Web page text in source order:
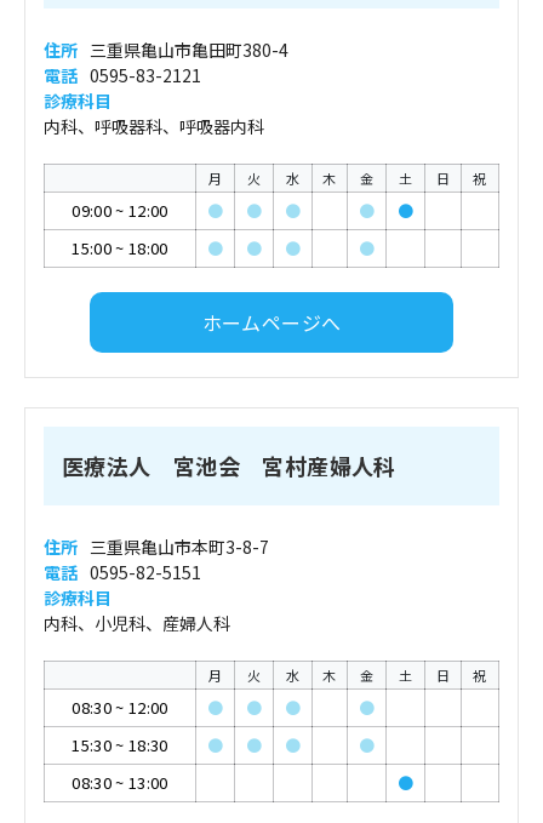
住所 三重県亀山市亀田町380-4
電話 0595-83-2121
診療科目
内科、呼吸器科、呼吸器内科
月 火 水 木 金 土 日 祝
09:00~ 12:00 ● ● ● ●
●
15:00~ 18:00 ● ● ● ●
ホームページへ
医療法人 宮池会 宮村産婦人科
住所 三重県亀山市本町3-8-7
電話 0595-82-5151
診療科目
内科、小児科、産婦人科
月 火 水 木 金 土 日 祝
08:30~ 12:00 ● ● ●
●
15:30~ 18:30 ● ● ●
●
08:30~ 13:00 ●